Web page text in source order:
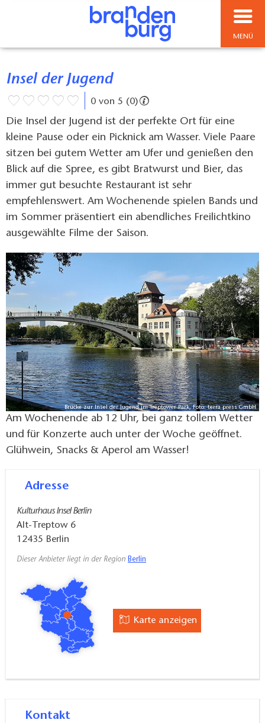
MENÜ
Insel der Jugend
0 von 5 (0)
Die Insel der Jugend ist der perfekte Ort für eine
kleine Pause oder ein Picknick am Wasser. Viele Paare
sitzen bei gutem Wetter am Ufer und genießen den
Blick auf die Spree, es gibt Bratwurst und Bier, das
immer gut besuchte Restaurant ist sehr
empfehlenswert. Am Wochenende spielen Bands und
im Sommer präsentiert ein abendliches Freilichtkino
ausgewählte Filme der Saison.
Brücke zur Insel der Jugend im Treptower Park, Foto: terra press GmbH
Am Wochenende ab 12 Uhr, bei ganz tollem Wetter
und für Konzerte auch unter der Woche geöffnet.
Glühwein, Snacks & Aperol am Wasser!
Adresse
Kulturhaus Insel Berlin
Alt-Treptow 6
12435 Berlin
Dieser Anbieter liegt in der Region Berlin
Karte anzeigen
Kontakt